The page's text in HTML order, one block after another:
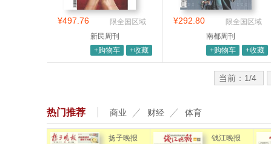
¥497.76
限全国区域
新民周刊
+购物车
+收藏
¥292.80
限全国区域
南都周刊
+购物车
+收藏
当前：1/4
热门推荐 商业 财经 体育
扬子晚报 钱江晚报